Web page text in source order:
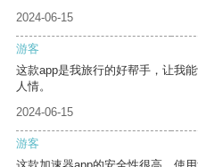
2024-06-15
游客
这款app是我旅行的好帮手，让我
人情。
2024-06-15
游客